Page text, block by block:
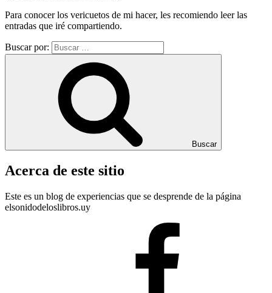
Para conocer los vericuetos de mi hacer, les recomiendo leer las
entradas que iré compartiendo.
Buscar por:
Buscar
Acerca de este sitio
Este es un blog de experiencias que se desprende de la página
elsonidodeloslibros.uy